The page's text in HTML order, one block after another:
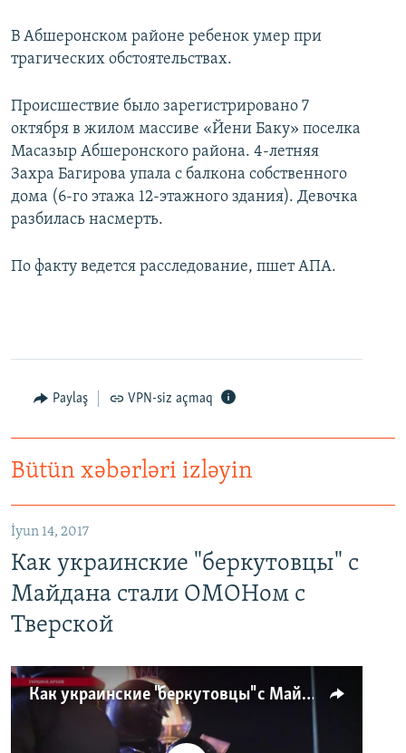
BIZIMLƏ ƏLAQƏ
XƏBƏR BÜLLETENLƏRIMIZ
В Абшеронском районе ребенок умер при
трагических обстоятельствах.
Происшествие было зарегистрировано 7
октября в жилом массиве «Йени Баку» поселка
Масазыр Абшеронского района. 4-летняя
Захра Багирова упала с балкона собственного
дома (6-го этажа 12-этажного здания). Девочка
разбилась насмерть.
По факту ведется расследование, пшет АПА.
Paylaş VPN-siz açmaq
Bütün xəbərləri izləyin
İyun 14, 2017
Как украинские "беркутовцы" с
Майдана стали ОМОНом с
Тверской
Как украинские "беркутовцы" с Майдана стали ОМОНом с Тверской